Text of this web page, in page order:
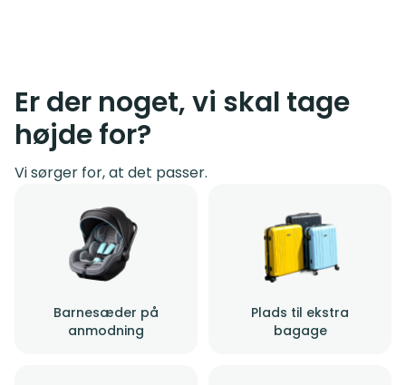
Er der noget, vi skal tage
højde for?
Vi sørger for, at det passer.
Barnesæder på
anmodning
Plads til ekstra
bagage